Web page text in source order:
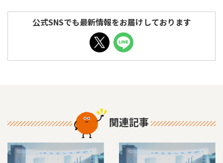
公式SNSでも最新情報をお届けしております
関連記事